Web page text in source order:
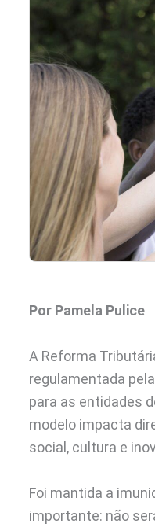
Por Pamela Pulice
A Reforma
regulamentada
para as entidades
modelo impacta
social, cultura e
Foi mantida a
importante: não